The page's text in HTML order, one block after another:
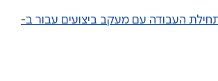
העבודה עם מעקב ביצועים עבור ב-